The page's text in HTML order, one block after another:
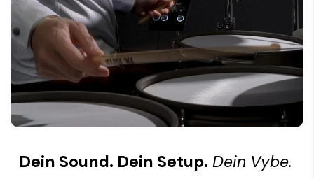
MIDI: USB MIDI Ein-/Ausgang, 5-poliger
DIN MIDI-Ausgang
Bluetooth Audioeingang und Bluetooth
MIDI Ein-/Ausgang
Stromversorgung
max (externer Adapter)
Dein Sound. Dein Setup. Dein Vybe.